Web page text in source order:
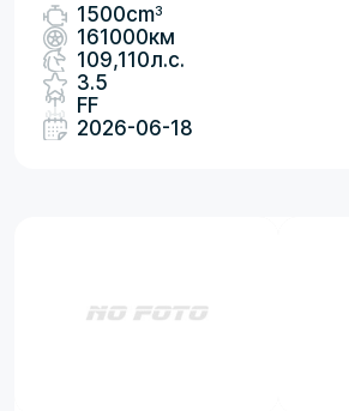
1500cm3
161000км
109,110л.с.
3.5
FF
2026-06-18